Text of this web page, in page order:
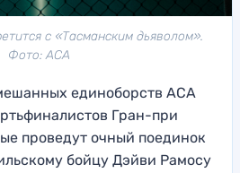
с «Тасманским дьяволом».
Фото: АСА
единоборств АСА
Гран-при
проведут очный поединок
бойцу Дэйви Рамосу